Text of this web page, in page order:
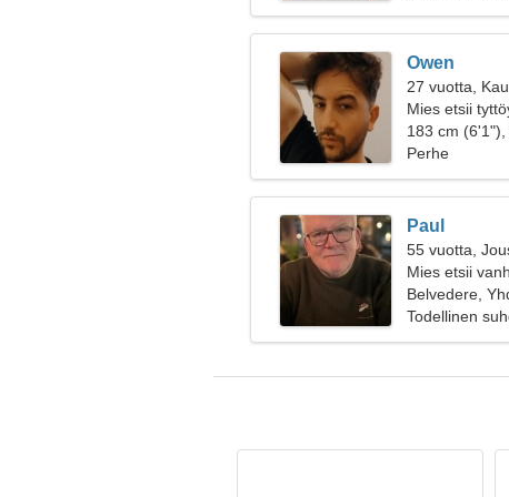
Owen
27 vuotta,
Mies etsii
183 cm
Perhe
Paul
55 vuotta,
Mies etsii
Belvedere,
Todellinen